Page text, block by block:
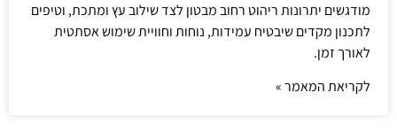
מודגשים יתרונות ריהוט רחוב מבטון לצד שילוב עץ ומתכת, וטיפים
לתכנון מקדים שיבטיח עמידות, נוחות וחוויית שימוש אסתטית
לאורך זמן.
לקריאת המאמר »